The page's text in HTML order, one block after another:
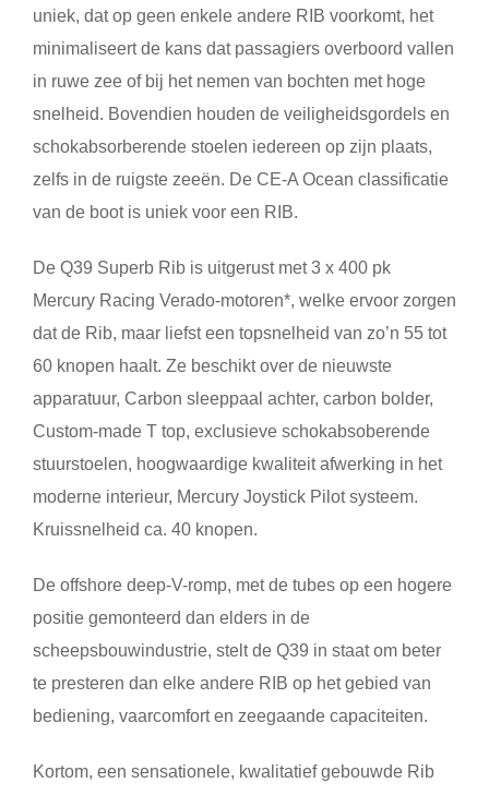
uniek, dat op geen enkele andere RIB voorkomt, het
minimaliseert de kans dat passagiers overboord vallen
in ruwe zee of bij het nemen van bochten met hoge
snelheid. Bovendien houden de veiligheidsgordels en
schokabsorberende stoelen iedereen op zijn plaats,
zelfs in de ruigste zeeën. De CE-A Ocean classificatie
van de boot is uniek voor een RIB.
De Q39 Superb Rib is uitgerust met 3 x 400 pk
Mercury Racing Verado-motoren*, welke ervoor zorgen
dat de Rib, maar liefst een topsnelheid van zo’n 55 tot
60 knopen haalt. Ze beschikt over de nieuwste
apparatuur, Carbon sleeppaal achter, carbon bolder,
Custom-made T top, exclusieve schokabsoberende
stuurstoelen, hoogwaardige kwaliteit afwerking in het
moderne interieur, Mercury Joystick Pilot systeem.
Kruissnelheid ca. 40 knopen.
De offshore deep-V-romp, met de tubes op een hogere
positie gemonteerd dan elders in de
scheepsbouwindustrie, stelt de Q39 in staat om beter
te presteren dan elke andere RIB op het gebied van
bediening, vaarcomfort en zeegaande capaciteiten.
Kortom, een sensationele, kwalitatief gebouwde Rib